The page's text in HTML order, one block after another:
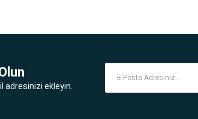
adresinizi ekleyin.